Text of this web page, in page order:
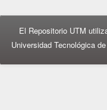
El Repositorio UTM
Universidad Tecnológica